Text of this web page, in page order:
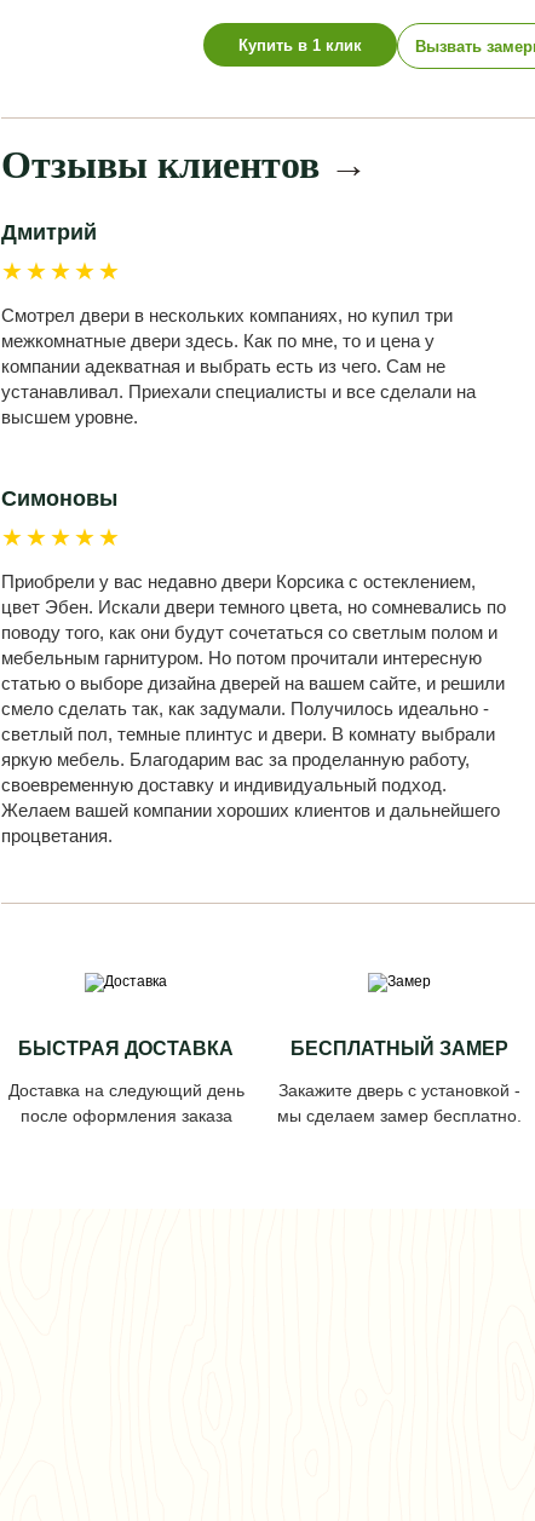
Купить в 1 клик Вызвать
Отзывы клиентов →
Дмитрий
★★★★★
Смотрел двери в нескольких компаниях, но купил три
межкомнатные двери здесь. Как по мне, то и цена у
компании адекватная и выбрать есть из чего. Сам не
устанавливал. Приехали специалисты и все сделали на
высшем уровне.
Симоновы
★★★★★
Приобрели у вас недавно двери Корсика с остеклением,
цвет Эбен. Искали двери темного цвета, но сомневались по
поводу того, как они будут сочетаться со светлым полом и
мебельным гарнитуром. Но потом прочитали интересную
статью о выборе дизайна дверей на вашем сайте, и решили
смело сделать так, как задумали. Получилось идеально -
светлый пол, темные плинтус и двери. В комнату выбрали
яркую мебель. Благодарим вас за проделанную работу,
своевременную доставку и индивидуальный подход.
Желаем вашей компании хороших клиентов и дальнейшего
процветания.
БЫСТРАЯ ДОСТАВКА
Доставка на следующий день
после оформления заказа
БЕСПЛАТНЫЙ ЗАМЕР
Закажите дверь с установкой -
мы сделаем замер бесплатно.